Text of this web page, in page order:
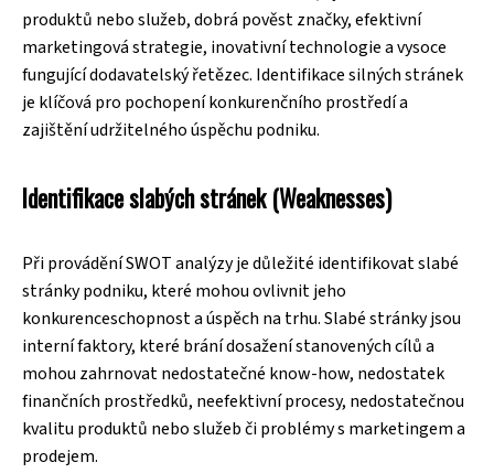
produktů nebo služeb, dobrá pověst značky, efektivní
marketingová strategie, inovativní technologie a vysoce
fungující dodavatelský řetězec. Identifikace silných stránek
je klíčová pro pochopení konkurenčního prostředí a
zajištění udržitelného úspěchu podniku.
Identifikace slabých stránek (Weaknesses)
Při provádění SWOT analýzy je důležité identifikovat slabé
stránky podniku, které mohou ovlivnit jeho
konkurenceschopnost a úspěch na trhu. Slabé stránky jsou
interní faktory, které brání dosažení stanovených cílů a
mohou zahrnovat nedostatečné know-how, nedostatek
finančních prostředků, neefektivní procesy, nedostatečnou
kvalitu produktů nebo služeb či problémy s marketingem a
prodejem.